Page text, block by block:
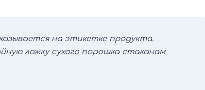
на этикетке продукта.
ложку сухого порошка стаканам